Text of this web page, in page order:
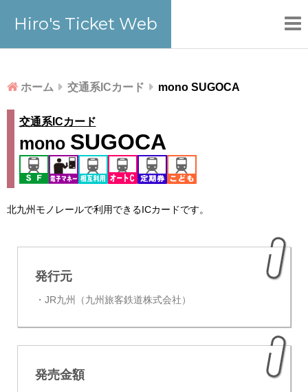
Hiro's Ticket Web
ホーム 交通系ICカード mono SUGOCA
交通系ICカード
mono SUGOCA
北九州モノレールで利用できるICカードです。
RECENT
POSTS
発行元
・JR九州（九州旅客鉄道株式会社）
発売金額